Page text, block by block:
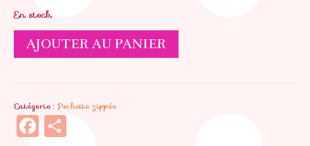
En stock
quantité
de
Coraillette
AJOUTER AU PANIER
Catégorie : Pochette zippée
Facebook